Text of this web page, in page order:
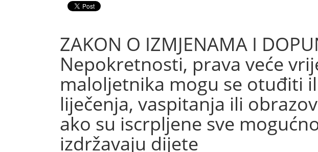
ZAKON O IZMJENAMA I
Nepokretnosti, prava veće
maloljetnika mogu se otuđiti
liječenja, vaspitanja ili
ako su iscrpljene sve
izdržavaju dijete